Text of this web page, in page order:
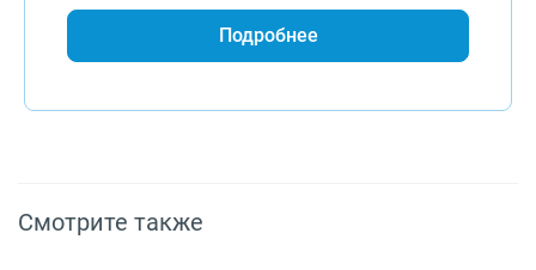
Подробнее
Смотрите также